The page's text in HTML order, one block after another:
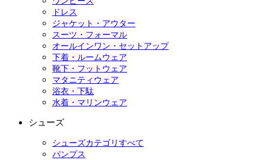
ドレス
ジャケット・アウター
スーツ・フォーマル
オールインワン・セットアップ
下着・ルームウェア
靴下・フットウェア
マタニティウェア
浴衣・下駄
水着・マリンウェア
シューズ
シューズカテゴリすべて
パンプス